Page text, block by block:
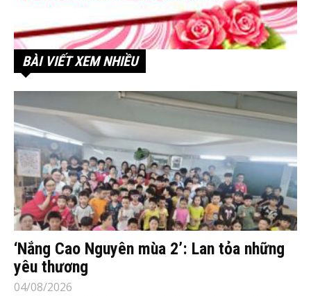
BÀI VIẾT XEM NHIỀU
‘Nắng Cao Nguyên mùa 2’: Lan tỏa những
yêu thương
04/08/2026